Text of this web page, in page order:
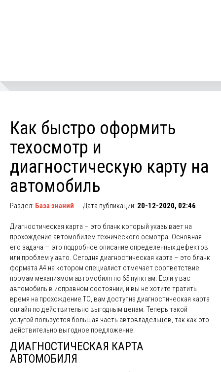
Как быстро оформить
техосмотр и
диагностическую карту на
автомобиль
Раздел: База знаний Дата публикации: 20-12-2020, 02:46
Диагностическая карта – это бланк который указывает на
прохождение автомобилем технического осмотра. Основная
его задача — это подробное описание определенных дефектов
или проблем у авто. Сегодня диагностическая карта – это бланк
формата А4 на котором специалист отмечает соответствие
нормам механизмом автомобиля по 65 пунктам. Если у вас
автомобиль в исправном состоянии, и вы не хотите тратить
время на прохождение ТО, вам доступна диагностическая карта
онлайн по действительно выгодным ценам. Теперь такой
услугой пользуется большая часть автовладельцев, так как это
действительно выгодное предложение.
ДИАГНОСТИЧЕСКАЯ КАРТА
АВТОМОБИЛЯ